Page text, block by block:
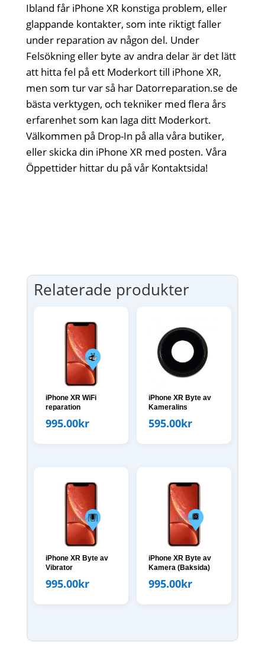
Ibland får iPhone XR konstiga problem, eller
glappande kontakter, som inte riktigt faller
under reparation av någon del. Under
Felsökning eller byte av andra delar är det lätt
att hitta fel på ett Moderkort till iPhone XR,
men som tur var så har Datorreparation.se de
bästa verktygen, och tekniker med flera års
erfarenhet som kan laga ditt Moderkort.
Välkommen på Drop-In på alla våra butiker,
eller skicka din iPhone XR med posten. Våra
Öppettider hittar du på vår Kontaktsida!
Relaterade produkter
iPhone XR WiFi
reparation
995.00kr
iPhone XR Byte av
Kameralins
595.00kr
iPhone XR Byte av
Vibrator
995.00kr
iPhone XR Byte av
Kamera (Baksida)
995.00kr